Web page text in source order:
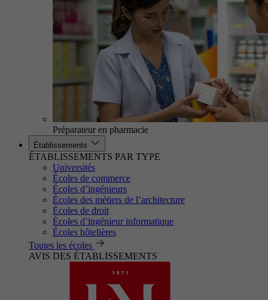
Préparateur en pharmacie
Établissements
ÉTABLISSEMENTS PAR TYPE
Universités
Écoles de commerce
Écoles d’ingénieurs
Écoles des métiers de l’architecture
Écoles de droit
Écoles d’ingénieur informatique
Écoles hôtelières
Toutes les écoles
AVIS DES ÉTABLISSEMENTS